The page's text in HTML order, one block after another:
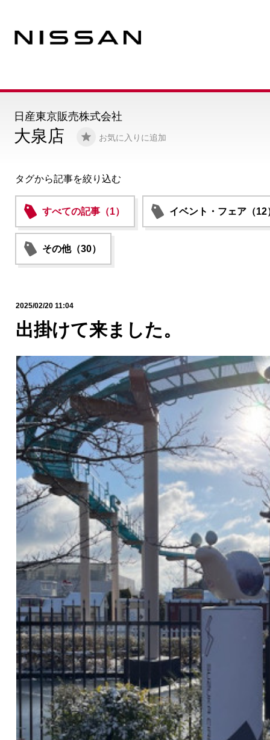
大泉店 お気に入りに追加
日産東京販売株式会社
タグから記事を絞り込む
すべての記事（1） イベント・フェア（12
その他（30）
2025/02/20 11:04
出掛けて来ました。